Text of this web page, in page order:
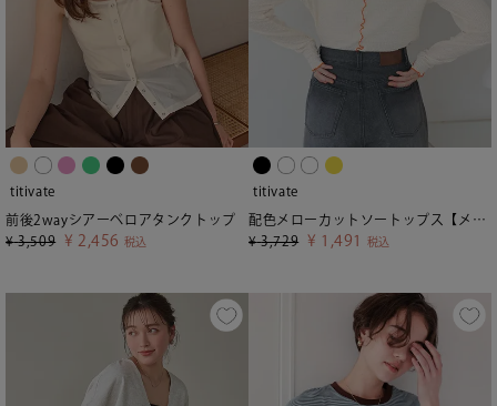
titivate
前後2wayシアーベロアタンクトップ
¥ 3,509 ¥ 2,456 税込
titivate
配色メローカットソートップス【メール便可／80】
¥ 3,729 ¥ 1,491 税込